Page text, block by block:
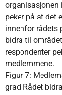
organisasjonen
peker på at det
innenfor rådets
bidra til
respondenter
medlemmene.
Figur 7:
grad Rådet